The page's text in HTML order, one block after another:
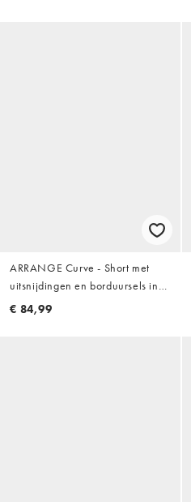
ARRANGE Curve - Short met
uitsnijdingen en borduursels in
wit, deel van co-ord set
€ 84,99